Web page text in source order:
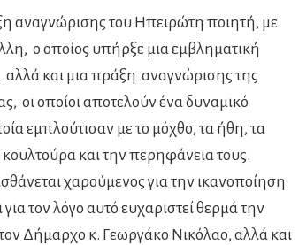
του Ηπειρώτη ποιητή, με
ο οποίος υπήρξε μια εμβληματική
και μια πράξη αναγνώρισης της
οι οποίοι αποτελούν ένα δυναμικό
εμπλούτισαν με το μόχθο, τα ήθη, τα
και την περηφάνεια τους.
χαρούμενος για την ικανοποίηση
τον λόγο αυτό ευχαριστεί θερμά την
Δήμαρχο κ. Γεωργάκο Νικόλαο, αλλά και